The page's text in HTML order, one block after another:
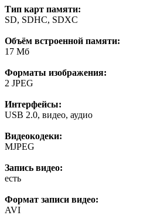
Тип карт памяти:
SD, SDHC, SDXC
Объём встроенной памяти:
17 Мб
Форматы изображения:
2 JPEG
Интерфейсы:
USB 2.0, видео, аудио
Видеокодеки:
MJPEG
Запись видео:
есть
Формат записи видео:
AVI